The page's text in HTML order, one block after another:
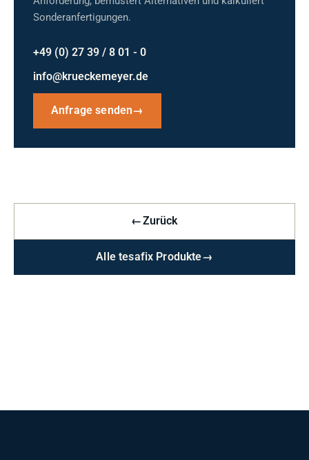
Sonderanfertigungen.
+49 (0) 27 39 / 8 01 - 0
info@krueckemeyer.de
Anfrage senden→
←Zurück
Alle tesafix Produkte→